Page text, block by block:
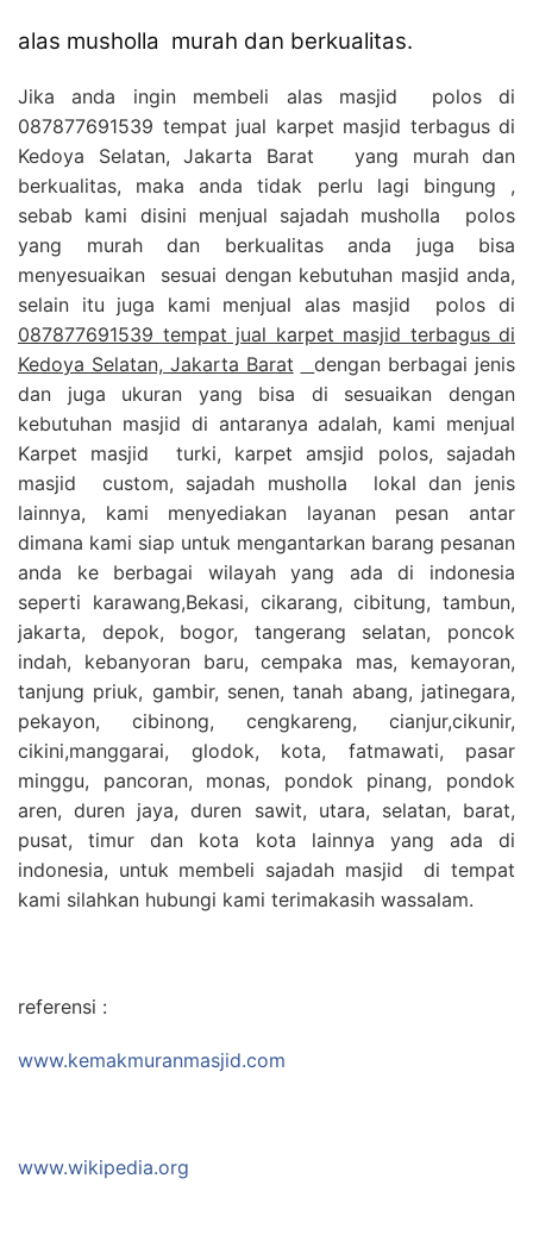
alas musholla murah dan berkualitas.
Jika anda ingin membeli alas masjid polos di
087877691539 tempat jual karpet masjid terbagus di
Kedoya Selatan, Jakarta Barat yang murah dan
berkualitas, maka anda tidak perlu lagi bingung ,
sebab kami disini menjual sajadah musholla polos
yang murah dan berkualitas anda juga bisa
menyesuaikan sesuai dengan kebutuhan masjid anda,
selain itu juga kami menjual alas masjid polos di
087877691539 tempat jual karpet masjid terbagus di
Kedoya Selatan, Jakarta Barat
dengan berbagai jenis
dan juga ukuran yang bisa di sesuaikan dengan
kebutuhan masjid di antaranya adalah, kami menjual
Karpet masjid turki, karpet amsjid polos, sajadah
masjid custom, sajadah musholla lokal dan jenis
lainnya, kami menyediakan layanan pesan antar
dimana kami siap untuk mengantarkan barang pesanan
anda ke berbagai wilayah yang ada di indonesia
seperti karawang,Bekasi, cikarang, cibitung, tambun,
jakarta, depok, bogor, tangerang selatan, poncok
indah, kebanyoran baru, cempaka mas, kemayoran,
tanjung priuk, gambir, senen, tanah abang, jatinegara,
pekayon, cibinong, cengkareng, cianjur,cikunir,
cikini,manggarai, glodok, kota, fatmawati, pasar
minggu, pancoran, monas, pondok pinang, pondok
aren, duren jaya, duren sawit, utara, selatan, barat,
pusat, timur dan kota kota lainnya yang ada di
indonesia, untuk membeli sajadah masjid di tempat
kami silahkan hubungi kami terimakasih wassalam.
referensi :
www.kemakmuranmasjid.com
www.wikipedia.org